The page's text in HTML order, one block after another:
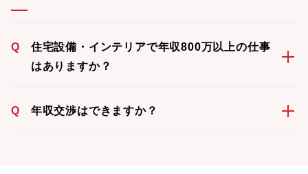
Q
住宅設備・インテリアで年収800万以上の仕事
はありますか？
Q 年収交渉はできますか？